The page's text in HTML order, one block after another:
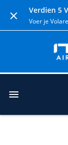
Verdien 5
Voer je